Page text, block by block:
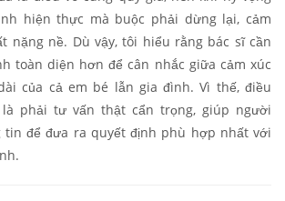
hiện thực mà buộc phải dừng lại, cảm
nặng nề. Dù vậy, tôi hiểu rằng bác sĩ cần
toàn diện hơn để cân nhắc giữa cảm xúc
của cả em bé lẫn gia đình. Vì thế, điều
phải tư vấn thật cẩn trọng, giúp người
tin để đưa ra quyết định phù hợp nhất với